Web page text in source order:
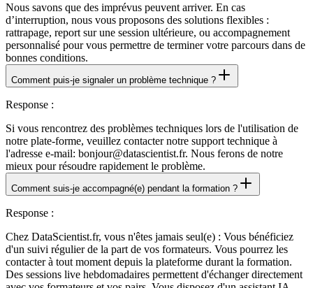
Nous savons que des imprévus peuvent arriver. En cas
d’interruption, nous vous proposons des solutions flexibles :
rattrapage, report sur une session ultérieure, ou accompagnement
personnalisé pour vous permettre de terminer votre parcours dans de
bonnes conditions.
Comment puis-je signaler un problème technique ?
Response :
Si vous rencontrez des problèmes techniques lors de l'utilisation de
notre plate-forme, veuillez contacter notre support technique à
l'adresse e-mail: bonjour@datascientist.fr. Nous ferons de notre
mieux pour résoudre rapidement le problème.
Comment suis-je accompagné(e) pendant la formation ?
Response :
Chez DataScientist.fr, vous n'êtes jamais seul(e) : Vous bénéficiez
d'un suivi régulier de la part de vos formateurs. Vous pourrez les
contacter à tout moment depuis la plateforme durant la formation.
Des sessions live hebdomadaires permettent d'échanger directement